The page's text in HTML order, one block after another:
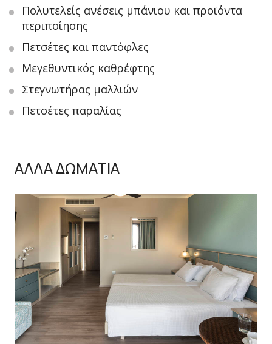
Πολυτελείς ανέσεις μπάνιου και προϊόντα
περιποίησης
Πετσέτες και παντόφλες
Μεγεθυντικός καθρέφτης
Στεγνωτήρας μαλλιών
Πετσέτες παραλίας
ΑΛΛΑ ΔΩΜΑΤΙΑ